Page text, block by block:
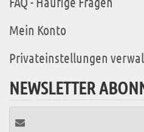
Mein Konto
Privateinstellungen
NEWSLETTER